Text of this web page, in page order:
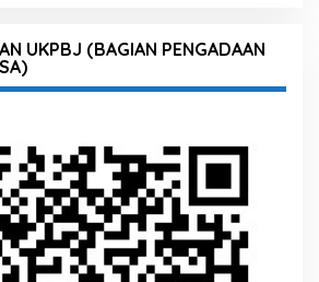
UKPBJ (BAGIAN PENGADAAN